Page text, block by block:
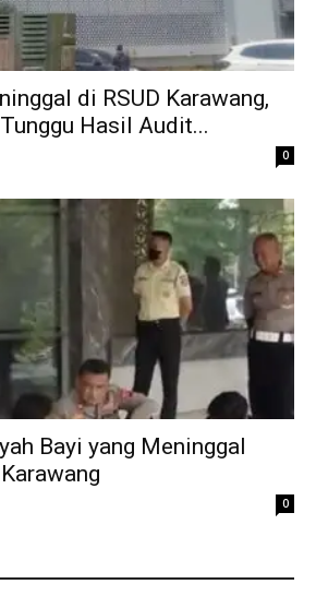
di RSUD Karawang,
Hasil Audit...
0
Bayi yang Meninggal
0